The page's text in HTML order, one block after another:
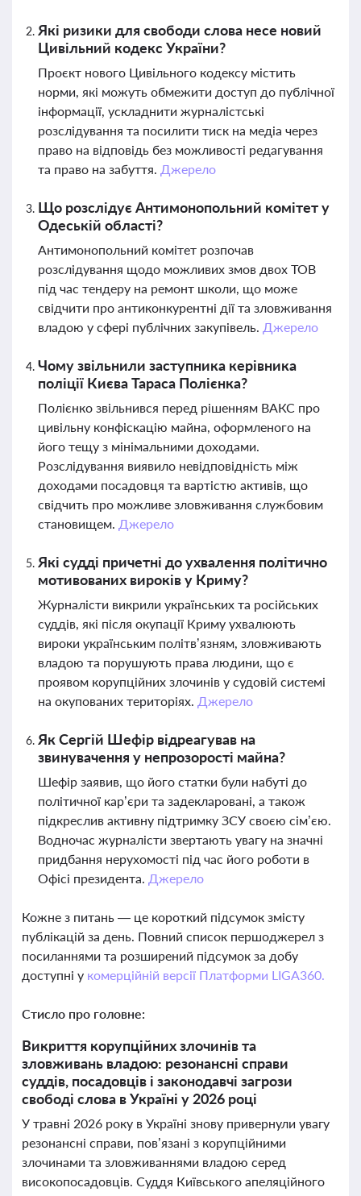
Які ризики для свободи слова несе новий
Цивільний кодекс України?
Проєкт нового Цивільного кодексу містить
норми, які можуть обмежити доступ до публічної
інформації, ускладнити журналістські
розслідування та посилити тиск на медіа через
право на відповідь без можливості редагування
та право на забуття. Джерело
Що розслідує Антимонопольний комітет у
Одеській області?
Антимонопольний комітет розпочав
розслідування щодо можливих змов двох ТОВ
під час тендеру на ремонт школи, що може
свідчити про антиконкурентні дії та зловживання
владою у сфері публічних закупівель. Джерело
Чому звільнили заступника керівника
поліції Києва Тараса Полієнка?
Полієнко звільнився перед рішенням ВАКС про
цивільну конфіскацію майна, оформленого на
його тещу з мінімальними доходами.
Розслідування виявило невідповідність між
доходами посадовця та вартістю активів, що
свідчить про можливе зловживання службовим
становищем. Джерело
Які судді причетні до ухвалення політично
мотивованих вироків у Криму?
Журналісти викрили українських та російських
суддів, які після окупації Криму ухвалюють
вироки українським політв’язням, зловживають
владою та порушують права людини, що є
проявом корупційних злочинів у судовій системі
на окупованих територіях. Джерело
Як Сергій Шефір відреагував на
звинувачення у непрозорості майна?
Шефір заявив, що його статки були набуті до
політичної кар’єри та задекларовані, а також
підкреслив активну підтримку ЗСУ своєю сім’єю.
Водночас журналісти звертають увагу на значні
придбання нерухомості під час його роботи в
Офісі президента. Джерело
Кожне з питань — це короткий підсумок змісту
публікацій за день. Повний список першоджерел з
посиланнями та розширений підсумок за добу
доступні у комерційній версії Платформи LIGA360.
Стисло про головне:
Викриття корупційних злочинів та
зловживань владою: резонансні справи
суддів, посадовців і законодавчі загрози
свободі слова в Україні у 2026 році
У травні 2026 року в Україні знову привернули увагу
резонансні справи, пов’язані з корупційними
злочинами та зловживаннями владою серед
високопосадовців. Суддя Київського апеляційного